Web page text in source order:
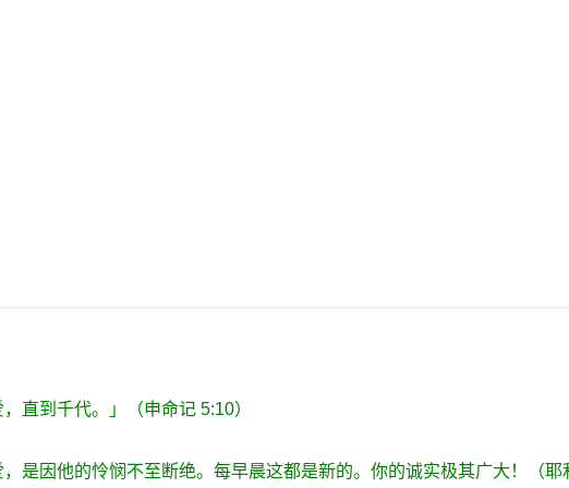
，直到千代。」（申命记 5:10）
是因他的怜悯不至断绝。每早晨这都是新的。你的诚实极其广大！（耶